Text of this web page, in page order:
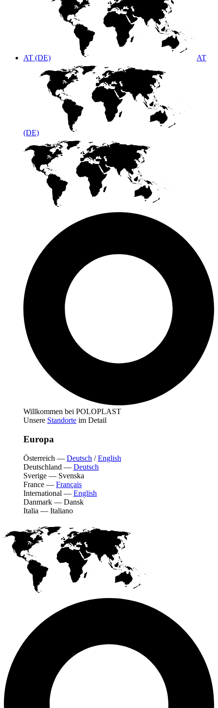
AT (DE) AT
(DE)
Willkommen bei POLOPLAST
Unsere Standorte im Detail
Europa
Österreich — Deutsch /English
Deutschland — Deutsch
Sverige — Svenska
France — Français
International — English
Danmark — Dansk
Italia — Italiano